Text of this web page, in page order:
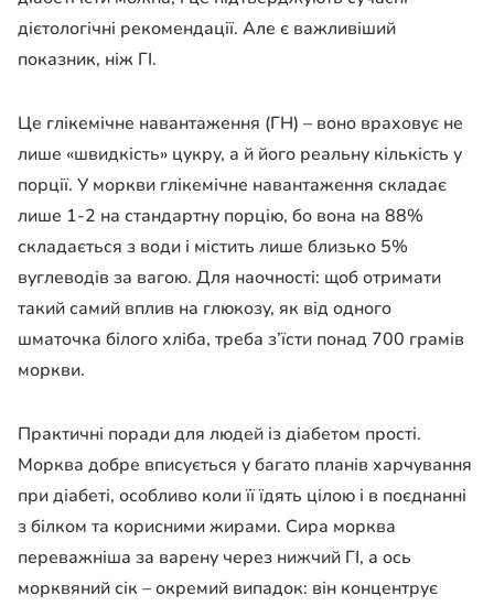
дієтологічні рекомендації. Але є важливіший
показник, ніж ГІ.
Це глікемічне навантаження (ГН) – воно враховує не
лише «швидкість» цукру, а й його реальну кількість у
порції. У моркви глікемічне навантаження складає
лише 1-2 на стандартну порцію, бо вона на 88%
складається з води і містить лише близько 5%
вуглеводів за вагою. Для наочності: щоб отримати
такий самий вплив на глюкозу, як від одного
шматочка білого хліба, треба з’їсти понад 700 грамів
моркви.
Практичні поради для людей із діабетом прості.
Морква добре вписується у багато планів харчування
при діабеті, особливо коли її їдять цілою і в поєднанні
з білком та корисними жирами. Сира морква
переважніша за варену через нижчий ГІ, а ось
морквяний сік – окремий випадок: він концентрує